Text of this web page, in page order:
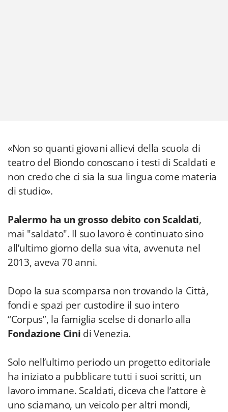
«Non so quanti giovani allievi della scuola di
teatro del Biondo conoscano i testi di Scaldati e
non credo che ci sia la sua lingua come materia
di studio».
Palermo ha un grosso debito con Scaldati,
mai "saldato". Il suo lavoro è continuato sino
all’ultimo giorno della sua vita, avvenuta nel
2013, aveva 70 anni.
Dopo la sua scomparsa non trovando la Città,
fondi e spazi per custodire il suo intero
“Corpus”, la famiglia scelse di donarlo alla
Fondazione Cini di Venezia.
Solo nell’ultimo periodo un progetto editoriale
ha iniziato a pubblicare tutti i suoi scritti, un
lavoro immane. Scaldati, diceva che l’attore è
uno sciamano, un veicolo per altri mondi,